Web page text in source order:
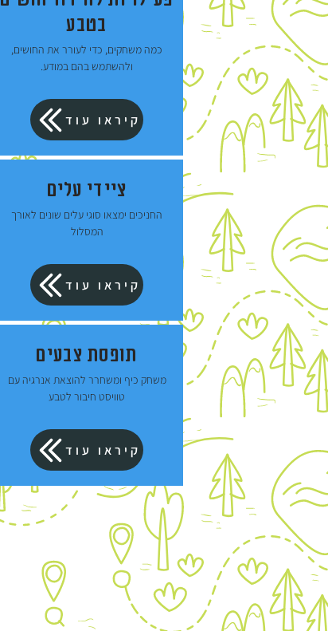
בטבע
כמה משחקים, כדי לעורר את החושים,
ולהשתמש בהם במודע.
קיראו עוד
ציידי עלים
החניכים ימצאו סוגי עלים שונים לאורך
המסלול
קיראו עוד
תופסת צבעים
משחק כיף ומשחרר להוצאת אנרגיה עם
טוויסט חיבור לטבע
קיראו עוד